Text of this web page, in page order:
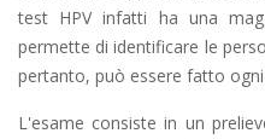
test HPV infatti ha una
permette di identificare le
pertanto, può essere fatto
L'esame consiste in un